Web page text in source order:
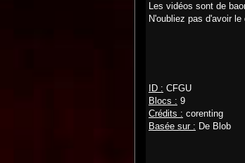
Les vidéos sont de
N'oubliez pas d'avoir
ID : CFGU
Blocs : 9
Crédits : corenting
Basée sur : De Blob